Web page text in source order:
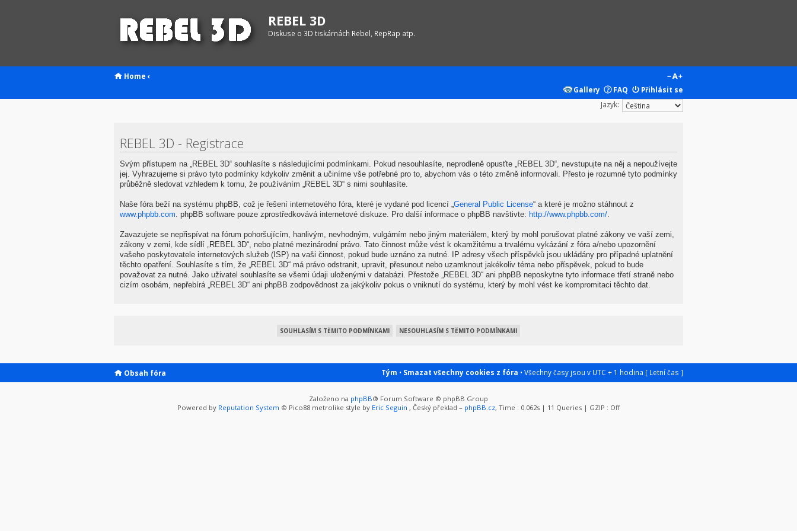
REBEL 3D
Diskuse o 3D tiskárnách Rebel, RepRap atp.
Home ‹
Gallery
FAQ
Přihlásit se
Jazyk:
REBEL 3D - Registrace
Svým přístupem na „REBEL 3D“ souhlasíte s následujícími podmínkami. Pokud nesouhlasíte, neprodleně opusťte „REBEL 3D“, nevstupujte na něj a nepoužívejte
jej. Vyhrazujeme si právo tyto podmínky kdykoliv změnit a učiníme vše potřebné pro to, abychom vás o této změně informovali. Přesto je rozumné tyto podmínky
průběžně sledovat vzhledem k tomu, že používáním „REBEL 3D“ s nimi souhlasíte.
Naše fóra beží na systému phpBB, což je řešení internetového fóra, které je vydané pod licencí „ General Public License“ a které je možno stáhnout z
www.phpbb.com . phpBB software pouze zprostředkovává internetové diskuze. Pro další informace o phpBB navštivte: http://www.phpbb.com/
Zavazujete se nepřispívat na fórum pohoršujícím, hanlivým, nevhodným, vulgárním nebo jiným materiálem, který by mohl porušovat platné zákony ve vaší zemi,
zákony v zemi, kde sídlí „REBEL 3D“, nebo platné mezinárodní právo. Tato činnost může vést k okamžitému a trvalému vykázání z fóra a/nebo upozornění
vašeho poskytovatele internetových služeb (ISP) na vaši činnost, pokud bude uznáno za nutné. IP adresy všech příspěvků jsou ukládány pro případné uplatnění
těchto opatření. Souhlasíte s tím, že „REBEL 3D“ má právo odstranit, upravit, přesunout nebo uzamknout jakékoliv téma nebo příspěvek, pokud to bude
považovat za nutné. Jako uživatel souhlasíte se všemi údaji uloženými v databázi. Přestože „REBEL 3D“ ani phpBB neposkytne tyto informace třetí straně nebo
cizím osobám, nepřebírá „REBEL 3D“ ani phpBB zodpovědnost za jakýkoliv pokus o vniknutí do systému, který by mohl vést ke kompromitaci těchto dat.
Obsah fóra Tým • Smazat všechny cookies z fóra • Všechny časy jsou v UTC + 1 hodina [ Letní čas ]
Založeno na phpBB® Forum Software © phpBB Group
Powered by Reputation System © Pico88 metrolike style by Eric Seguin , Český překlad – phpBB.cz, Time : 0.062s | 11 Queries | GZIP : Off